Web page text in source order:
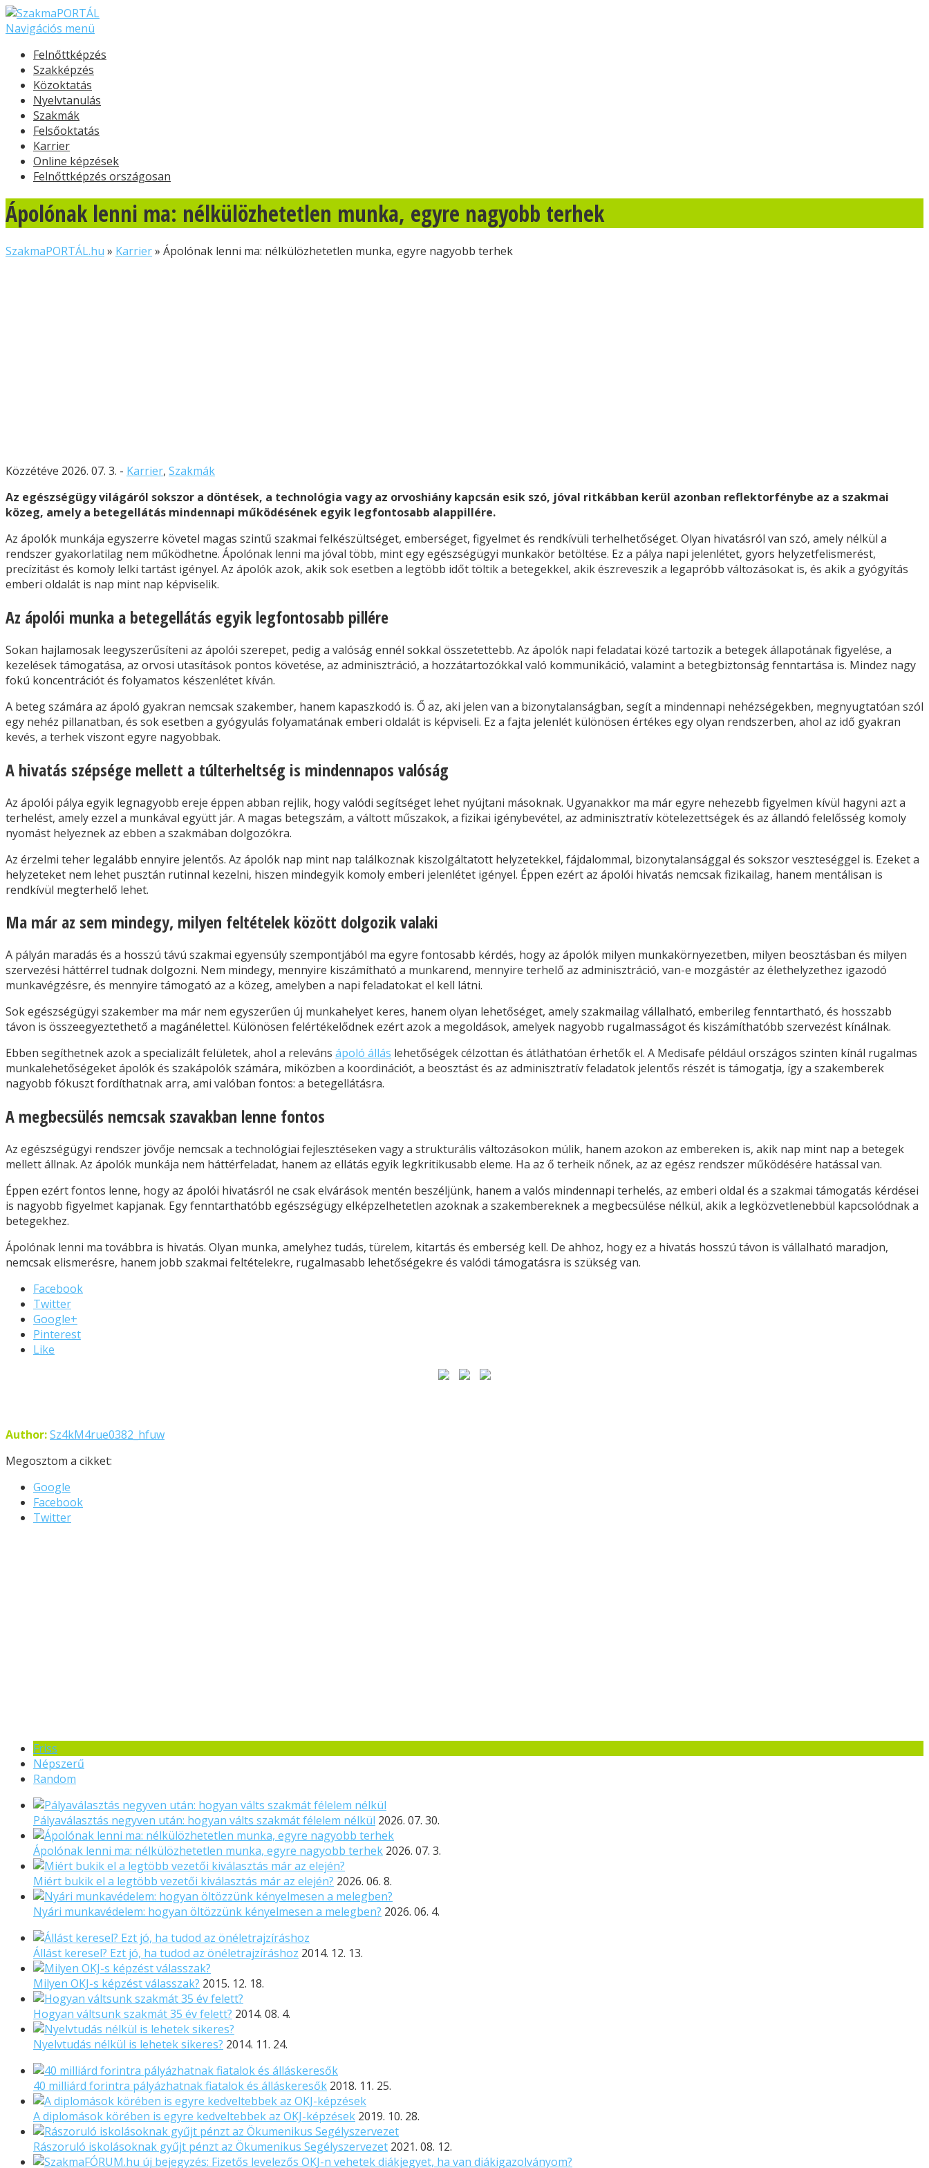
Navigációs menü
Felnőttképzés
Szakképzés
Közoktatás
Nyelvtanulás
Szakmák
Felsőoktatás
Karrier
Online képzések
Felnőttképzés országosan
Ápolónak lenni ma: nélkülözhetetlen munka, egyre nagyobb terhek
SzakmaPORTÁL.hu » Karrier» Ápolónak lenni ma: nélkülözhetetlen munka, egyre nagyobb terhek
Közzétéve 2026. 07. 3. - Karrier, Szakmák
Az egészségügy világáról sokszor a döntések, a technológia vagy az orvoshiány kapcsán esik szó, jóval ritkábban kerül azonban reflektorfénybe az a szakmai
közeg, amely a betegellátás mindennapi működésének egyik legfontosabb alappillére.
Az ápolók munkája egyszerre követel magas szintű szakmai felkészültséget, emberséget, figyelmet és rendkívüli terhelhetőséget. Olyan hivatásról van szó, amely nélkül a
rendszer gyakorlatilag nem működhetne. Ápolónak lenni ma jóval több, mint egy egészségügyi munkakör betöltése. Ez a pálya napi jelenlétet, gyors helyzetfelismerést,
precízitást és komoly lelki tartást igényel. Az ápolók azok, akik sok esetben a legtöbb időt töltik a betegekkel, akik észreveszik a legapróbb változásokat is, és akik a gyógyítás
emberi oldalát is nap mint nap képviselik.
Az ápolói munka a betegellátás egyik legfontosabb pillére
Sokan hajlamosak leegyszerűsíteni az ápolói szerepet, pedig a valóság ennél sokkal összetettebb. Az ápolók napi feladatai közé tartozik a betegek állapotának figyelése, a
kezelések támogatása, az orvosi utasítások pontos követése, az adminisztráció, a hozzátartozókkal való kommunikáció, valamint a betegbiztonság fenntartása is. Mindez nagy
fokú koncentrációt és folyamatos készenlétet kíván.
A beteg számára az ápoló gyakran nemcsak szakember, hanem kapaszkodó is. Ő az, aki jelen van a bizonytalanságban, segít a mindennapi nehézségekben, megnyugtatóan szól
egy nehéz pillanatban, és sok esetben a gyógyulás folyamatának emberi oldalát is képviseli. Ez a fajta jelenlét különösen értékes egy olyan rendszerben, ahol az idő gyakran
kevés, a terhek viszont egyre nagyobbak.
A hivatás szépsége mellett a túlterheltség is mindennapos valóság
Az ápolói pálya egyik legnagyobb ereje éppen abban rejlik, hogy valódi segítséget lehet nyújtani másoknak. Ugyanakkor ma már egyre nehezebb figyelmen kívül hagyni azt a
terhelést, amely ezzel a munkával együtt jár. A magas betegszám, a váltott műszakok, a fizikai igénybevétel, az adminisztratív kötelezettségek és az állandó felelősség komoly
nyomást helyeznek az ebben a szakmában dolgozókra.
Az érzelmi teher legalább ennyire jelentős. Az ápolók nap mint nap találkoznak kiszolgáltatott helyzetekkel, fájdalommal, bizonytalansággal és sokszor veszteséggel is. Ezeket a
helyzeteket nem lehet pusztán rutinnal kezelni, hiszen mindegyik komoly emberi jelenlétet igényel. Éppen ezért az ápolói hivatás nemcsak fizikailag, hanem mentálisan is
rendkívül megterhelő lehet.
Ma már az sem mindegy, milyen feltételek között dolgozik valaki
A pályán maradás és a hosszú távú szakmai egyensúly szempontjából ma egyre fontosabb kérdés, hogy az ápolók milyen munkakörnyezetben, milyen beosztásban és milyen
szervezési háttérrel tudnak dolgozni. Nem mindegy, mennyire kiszámítható a munkarend, mennyire terhelő az adminisztráció, van-e mozgástér az élethelyzethez igazodó
munkavégzésre, és mennyire támogató az a közeg, amelyben a napi feladatokat el kell látni.
Sok egészségügyi szakember ma már nem egyszerűen új munkahelyet keres, hanem olyan lehetőséget, amely szakmailag vállalható, emberileg fenntartható, és hosszabb
távon is összeegyeztethető a magánélettel. Különösen felértékelődnek ezért azok a megoldások, amelyek nagyobb rugalmasságot és kiszámíthatóbb szervezést kínálnak.
Ebben segíthetnek azok a specializált felületek, ahol a releváns ápoló állás lehetőségek célzottan és átláthatóan érhetők el. A Medisafe például országos szinten kínál rugalmas
munkalehetőségeket ápolók és szakápolók számára, miközben a koordinációt, a beosztást és az adminisztratív feladatok jelentős részét is támogatja, így a szakemberek
nagyobb fókuszt fordíthatnak arra, ami valóban fontos: a betegellátásra.
A megbecsülés nemcsak szavakban lenne fontos
Az egészségügyi rendszer jövője nemcsak a technológiai fejlesztéseken vagy a strukturális változásokon múlik, hanem azokon az embereken is, akik nap mint nap a betegek
mellett állnak. Az ápolók munkája nem háttérfeladat, hanem az ellátás egyik legkritikusabb eleme. Ha az ő terheik nőnek, az az egész rendszer működésére hatással van.
Éppen ezért fontos lenne, hogy az ápolói hivatásról ne csak elvárások mentén beszéljünk, hanem a valós mindennapi terhelés, az emberi oldal és a szakmai támogatás kérdései
is nagyobb figyelmet kapjanak. Egy fenntarthatóbb egészségügy elképzelhetetlen azoknak a szakembereknek a megbecsülése nélkül, akik a legközvetlenebbül kapcsolódnak a
betegekhez.
Ápolónak lenni ma továbbra is hivatás. Olyan munka, amelyhez tudás, türelem, kitartás és emberség kell. De ahhoz, hogy ez a hivatás hosszú távon is vállalható maradjon,
nemcsak elismerésre, hanem jobb szakmai feltételekre, rugalmasabb lehetőségekre és valódi támogatásra is szükség van.
Facebook
Twitter
Google+
Pinterest
Like
Author:Sz4kM4rue0382_hfuw
Megosztom a cikket:
Google
Facebook
Twitter
Friss
Népszerű
Random
Pályaválasztás negyven után: hogyan válts szakmát félelem nélkül 2026. 07. 30.
Ápolónak lenni ma: nélkülözhetetlen munka, egyre nagyobb terhek 2026. 07. 3.
Miért bukik el a legtöbb vezetői kiválasztás már az elején? 2026. 06. 8.
Nyári munkavédelem: hogyan öltözzünk kényelmesen a melegben? 2026. 06. 4.
Állást keresel? Ezt jó, ha tudod az önéletrajzíráshoz 2014. 12. 13.
Milyen OKJ-s képzést válasszak? 2015. 12. 18.
Hogyan váltsunk szakmát 35 év felett? 2014. 08. 4.
Nyelvtudás nélkül is lehetek sikeres? 2014. 11. 24.
40 milliárd forintra pályázhatnak fiatalok és álláskeresők 2018. 11. 25.
A diplomások körében is egyre kedveltebbek az OKJ-képzések 2019. 10. 28.
Rászoruló iskolásoknak gyűjt pénzt az Ökumenikus Segélyszervezet 2021. 08. 12.